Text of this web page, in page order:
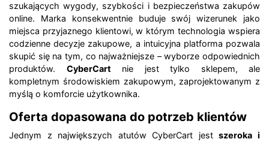
szukających wygody, szybkości i bezpieczeństwa zakupów
online. Marka konsekwentnie buduje swój wizerunek jako
miejsca przyjaznego klientowi, w którym technologia wspiera
codzienne decyzje zakupowe, a intuicyjna platforma pozwala
skupić się na tym, co najważniejsze – wyborze odpowiednich
produktów. CyberCart nie jest tylko sklepem, ale
kompletnym środowiskiem zakupowym, zaprojektowanym z
myślą o komforcie użytkownika.
Oferta dopasowana do potrzeb klientów
Jednym z największych atutów CyberCart jestszeroka i